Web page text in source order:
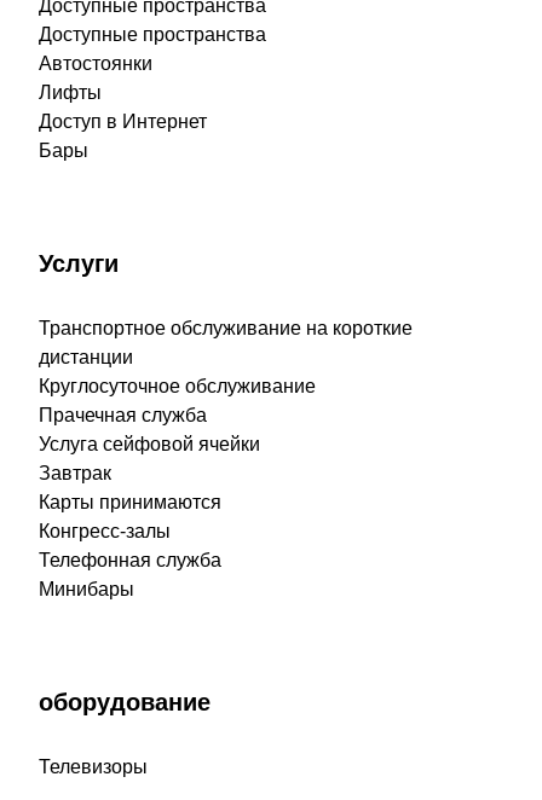
Доступные пространства
Доступные пространства
Автостоянки
Лифты
Доступ в Интернет
Бары
Услуги
Транспортное обслуживание на короткие
дистанции
Круглосуточное обслуживание
Прачечная служба
Услуга сейфовой ячейки
Завтрак
Карты принимаются
Конгресс-залы
Телефонная служба
Минибары
оборудование
Телевизоры